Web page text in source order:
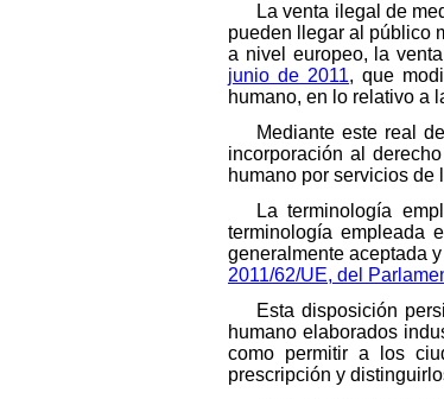
La venta ilegal de
pueden llegar al público
a nivel europeo, la
junio de 2011, que
humano, en lo relativo a
Mediante este real
incorporación al
humano por servicios de
La terminología
terminología empleada
generalmente aceptada
2011/62/UE, del
Esta disposición
humano elaborados
como permitir a los
prescripción y